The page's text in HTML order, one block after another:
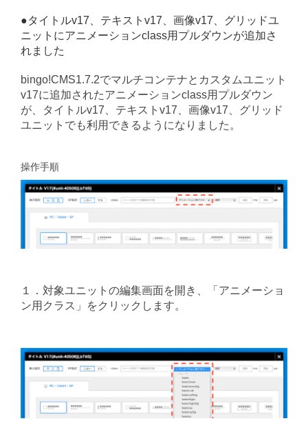
●タイトルv17、テキストv17、画像v17、グリッドユ
ニットにアニメーションclass用プルダウンが追加さ
れました
bingo!CMS1.7.2でマルチコンテナとカスタムユニット
v17に追加されたアニメーションclass用プルダウン
が、タイトルv17、テキストv17、画像v17、グリッド
ユニットでも利用できるようになりました。
操作手順
１．対象ユニットの編集画面を開き、「アニメーショ
ン用クラス」をクリックします。